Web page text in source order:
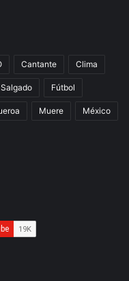
Cantante Clima
Fútbol
Muere México